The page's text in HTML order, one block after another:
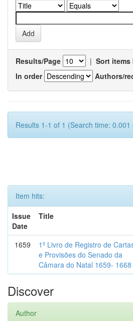
Results/Page | Sort items
In order
Authors/
Results 1-1 of 1 (Search time: 0.001
Item hits:
Issue
Date
Title
1659
1º Livro de Registro de
e Provisões do Senado da
Câmara do Natal 1659- 1668
Discover
Author